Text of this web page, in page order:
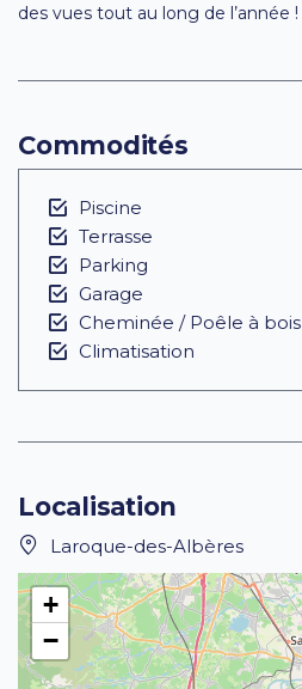
des vues tout au long de l’année !
Commodités
Piscine
Terrasse
Parking
Garage
Cheminée / Poêle à bois
Climatisation
Localisation
Laroque-des-Albères
+
−